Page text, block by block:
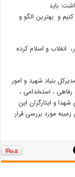
باید
و بهترین الگو و
تقدیم کشور، انقلاب و اسلام کرده
بنیاد شهید و امور
، استخدامی ،
و ایثارگران این
مورد بررسی قرار